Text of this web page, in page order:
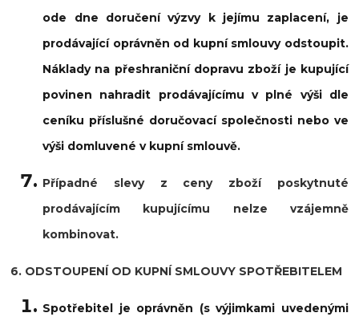
ode dne doručení výzvy k jejímu zaplacení, je
prodávající oprávněn od kupní smlouvy odstoupit.
Náklady na přeshraniční dopravu zboží je kupující
povinen nahradit prodávajícímu v plné výši dle
ceníku příslušné doručovací společnosti nebo ve
výši domluvené v kupní smlouvě.
Případné slevy z ceny zboží poskytnuté
prodávajícím kupujícímu nelze vzájemně
kombinovat.
6. ODSTOUPENÍ OD KUPNÍ SMLOUVY SPOTŘEBITELEM
Spotřebitel je oprávněn (s výjimkami uvedenými